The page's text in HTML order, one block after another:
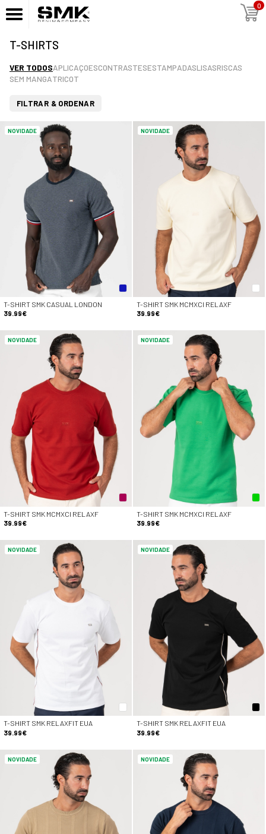
0
T-SHIRTS
VER TODOSAPLICAÇOESCONTRASTESESTAMPADASLISASRISCAS
SEM MANGATRICOT
FILTRAR & ORDENAR
NOVIDADE
T-SHIRT SMK CASUAL LONDON
39.99€
NOVIDADE
T-SHIRT SMK MCMXCI RELAXF
39.99€
NOVIDADE
T-SHIRT SMK MCMXCI RELAXF
39.99€
NOVIDADE
T-SHIRT SMK MCMXCI RELAXF
39.99€
NOVIDADE
T-SHIRT SMK RELAXFIT EUA
39.99€
NOVIDADE
T-SHIRT SMK RELAXFIT EUA
39.99€
NOVIDADE NOVIDADE